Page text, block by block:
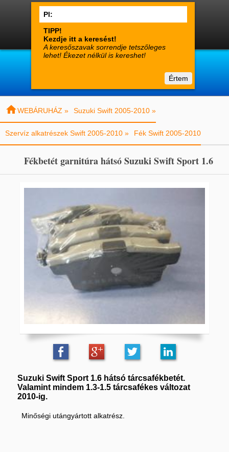
 suzuki-alkatreszek.hu
Kapcsolat
Értem
Termékek 
WEBÁRUHÁZ » Suzuki Swift 2005-2010 »
Szervíz alkatrészek Swift 2005-2010 » Fék Swift 2005-2010
Fékbetét garnitúra hátsó Suzuki Swift Sport 1.6
Suzuki Swift Sport 1.6 hátsó tárcsafékbetét.
Valamint mindem 1.3-1.5 tárcsafékes változat
2010-ig.
Minőségi utángyártott alkatrész.